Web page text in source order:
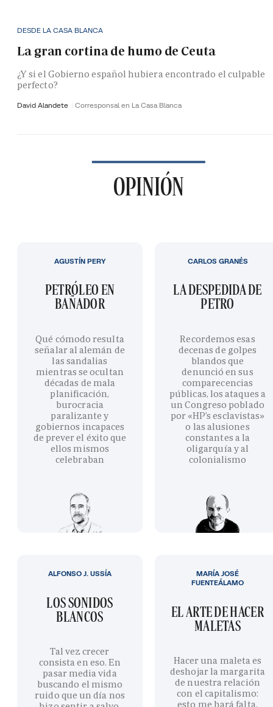
DESDE LA CASA BLANCA
La gran cortina de humo de Ceuta
¿Y si el Gobierno español hubiera encontrado el culpable
perfecto?
David Alandete Corresponsal en La Casa Blanca
OPINIÓN
PETRÓLEO EN
BAÑADOR
Qué cómodo resulta
señalar al alemán de
las sandalias
mientras se ocultan
décadas de mala
planificación,
burocracia
paralizante y
gobiernos incapaces
de prever el éxito que
ellos mismos
celebraban
AGUSTÍN PERY
LA DESPEDIDA DE
PETRO
Recordemos esas
decenas de golpes
blandos que
denunció en sus
comparecencias
públicas, los ataques a
un Congreso poblado
por «HP’s esclavistas»
o las alusiones
constantes a la
oligarquía y al
colonialismo
CARLOS GRANÉS
LOS SONIDOS
BLANCOS
Tal vez crecer
consista en eso. En
pasar media vida
buscando el mismo
ruido que un día nos
ALFONSO J. USSÍA
EL ARTE DE HACER
MALETAS
Hacer una maleta es
deshojar la margarita
de nuestra relación
con el capitalismo:
esto me hará falta,
MARÍA JOSÉ
FUENTEÁLAMO